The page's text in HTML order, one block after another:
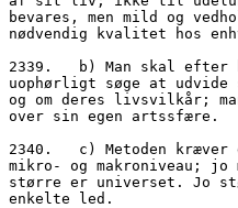
bevares, men mild og
nødvendig kvalitet hos
2339.   b) Man skal efter
uophørligt søge at udvide
og om deres livsvilkår;
over sin egen artssfære.
2340.   c) Metoden
mikro- og makroniveau;
større er universet. Jo
enkelte led.